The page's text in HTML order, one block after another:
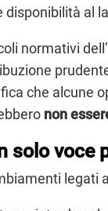
disponibilità al
normativi
che alcune
non
solo voce
legati